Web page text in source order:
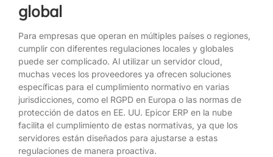
global
Para empresas que operan en múltiples países o regiones,
cumplir con diferentes regulaciones locales y globales
puede ser complicado. Al utilizar un servidor cloud,
muchas veces los proveedores ya ofrecen soluciones
específicas para el cumplimiento normativo en varias
jurisdicciones, como el RGPD en Europa o las normas de
protección de datos en EE. UU. Epicor ERP en la nube
facilita el cumplimiento de estas normativas, ya que los
servidores están diseñados para ajustarse a estas
regulaciones de manera proactiva.